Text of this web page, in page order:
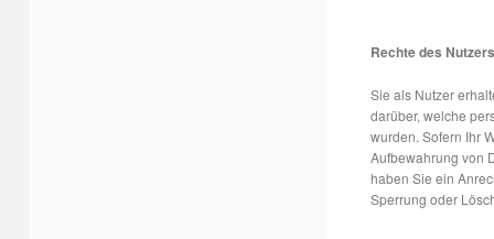
Rechte des
Sie als Nutzer
darüber, welche
wurden. Sofern Ihr
Aufbewahrung von
haben Sie ein
Sperrung oder